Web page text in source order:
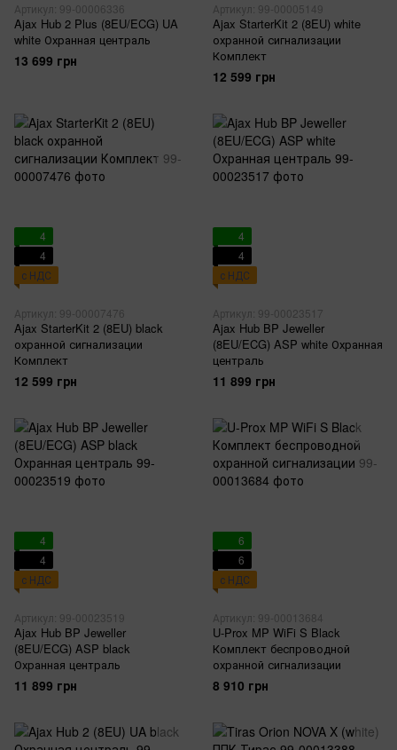
Артикул: 99-00006336
Ajax Hub 2 Plus (8EU/ECG) UA
white Охранная централь
13 699 грн
Артикул: 99-00005149
Ajax StarterKit 2 (8EU) white
охранной сигнализации
Комплект
12 599 грн
4
4
с НДС
Артикул: 99-00007476
Ajax StarterKit 2 (8EU) black
охранной сигнализации
Комплект
12 599 грн
4
4
с НДС
Артикул: 99-00023517
Ajax Hub BP Jeweller
(8EU/ECG) ASP white Охранная
централь
11 899 грн
4
4
с НДС
Артикул: 99-00023519
Ajax Hub BP Jeweller
(8EU/ECG) ASP black
Охранная централь
11 899 грн
6
6
с НДС
Артикул: 99-00013684
U-Prox MP WiFi S Black
Комплект беспроводной
охранной сигнализации
8 910 грн